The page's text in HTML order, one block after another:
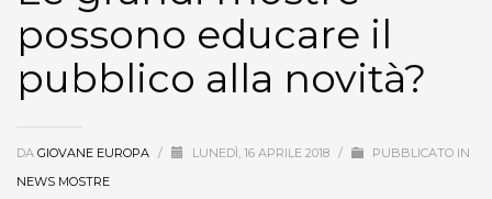
possono educare il
pubblico alla novità?
DA GIOVANE EUROPA / LUNEDÌ, 16 APRILE 2018 /
PUBBLICATO IN
NEWS MOSTRE